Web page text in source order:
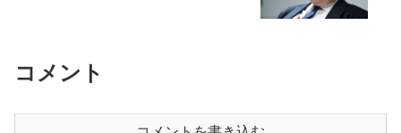
コメント